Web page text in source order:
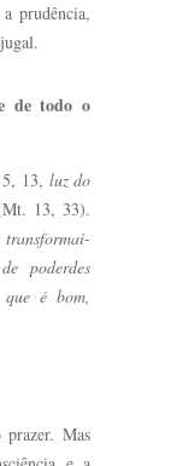
prudência,
de todo o
13, luz do
13, 33).
transformai-
poderdes
é bom,
Mas